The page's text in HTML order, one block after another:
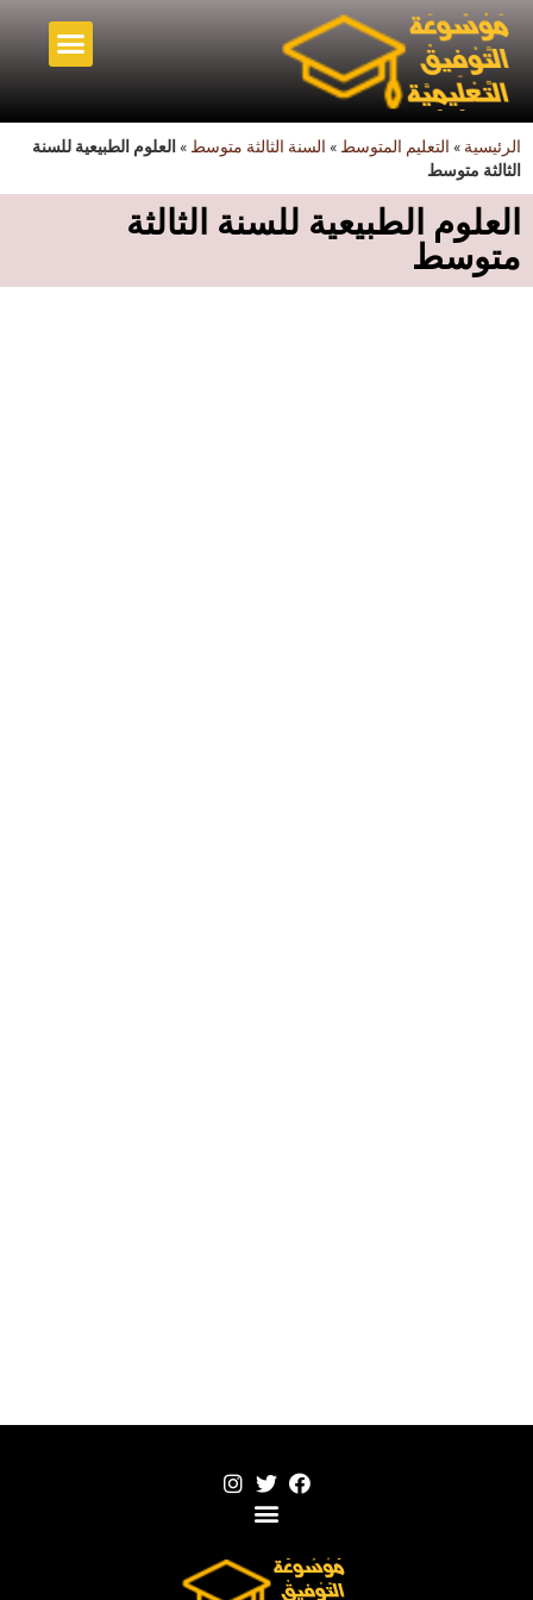
الرئيسية » التعليم المتوسط » السنة الثالثة متوسط » العلوم الطبيعية للسنة
الثالثة متوسط
العلوم الطبيعية للسنة الثالثة
متوسط